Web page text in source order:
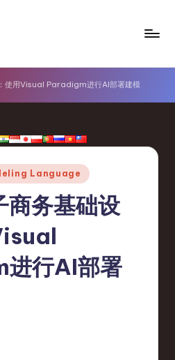
使用Visual Paradigm进行AI部署建模
Language
商务基础设
行AI部署